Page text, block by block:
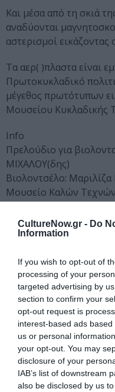
CultureNow.gr - Do
Information
If you wish to opt-out of
processing of your
targeted advertising by
section to confirm your
opt-out request is
interest-based ads
us or personal
your opt-out. You may
disclosure of your
IAB’s list of downstream
also be disclosed by us
Και μέσα από τη σκιά
αναδύονται
αστερισμοί
Τα αερ( )πλαστα είναι
Πρωτοκυκλαδικό
μέγεθος πρωτότυπων
Μουσείου Κυκλαδικής
Info
Πρελούδιο για
ΜΙΧΑΛΟΥ(δης)
Βιολοντσέλο:
Μουσείο Καλών
Διάρκεια έκθεσης: 10
2008
Ακολουθήστε το
μάθετε πρώτοι όλες
Δείτε όλα τα
Πολιτισμό στο
Νέοι
Newsletter